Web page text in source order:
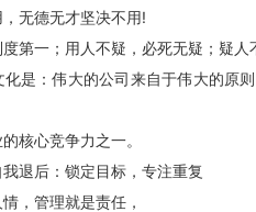
无德无才坚决不用!
第一；用人不疑，必死无疑；疑人
化是：伟大的公司来自于伟大的原
核心竞争力之一。
退后：锁定目标，专注重复
，管理就是责任，